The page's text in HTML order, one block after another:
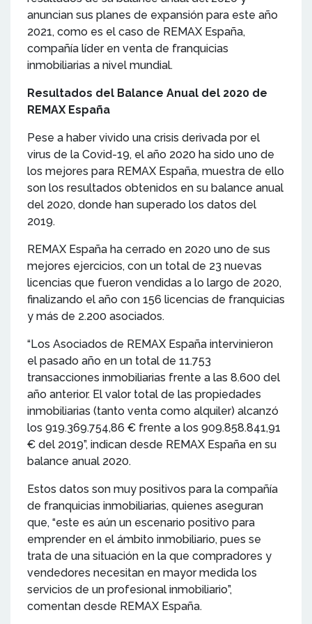
anuncian sus planes de expansión para este año
2021, como es el caso de REMAX España,
compañía líder en venta de franquicias
inmobiliarias a nivel mundial.
Resultados del Balance Anual del 2020 de
REMAX España
Pese a haber vivido una crisis derivada por el
virus de la Covid-19, el año 2020 ha sido uno de
los mejores para REMAX España, muestra de ello
son los resultados obtenidos en su balance anual
del 2020, donde han superado los datos del
2019.
REMAX España ha cerrado en 2020 uno de sus
mejores ejercicios, con un total de 23 nuevas
licencias que fueron vendidas a lo largo de 2020,
finalizando el año con 156 licencias de franquicias
y más de 2.200 asociados.
“Los Asociados de REMAX España intervinieron
el pasado año en un total de 11.753
transacciones inmobiliarias frente a las 8.600 del
año anterior. El valor total de las propiedades
inmobiliarias (tanto venta como alquiler) alcanzó
los 919.369.754,86 € frente a los 909.858.841,91
€ del 2019”, indican desde REMAX España en su
balance anual 2020.
Estos datos son muy positivos para la compañía
de franquicias inmobiliarias, quienes aseguran
que, “este es aún un escenario positivo para
emprender en el ámbito inmobiliario, pues se
trata de una situación en la que compradores y
vendedores necesitan en mayor medida los
servicios de un profesional inmobiliario”,
comentan desde REMAX España.